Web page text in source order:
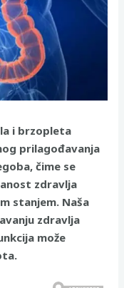
i brzopleta
prilagođavanja
čime se
zdravlja
stanjem. Naša
zdravlja
može